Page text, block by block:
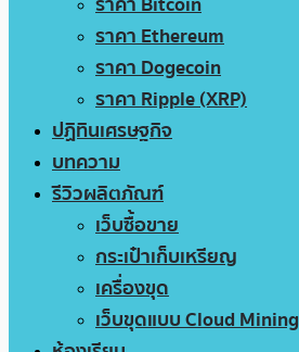
ราคา Ethereum
ราคา Dogecoin
ราคา Ripple (XRP)
ปฏิทินเศรษฐกิจ
บทความ
รีวิวผลิตภัณฑ์
เว็บซื้อขาย
กระเป๋าเก็บเหรียญ
เครื่องขุด
เว็บขุดแบบ Cloud Mining